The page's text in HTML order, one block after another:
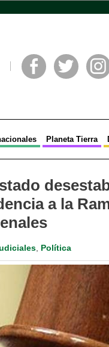
Planeta Tierra
a la
Política